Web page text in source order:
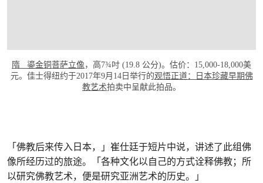
隋 鎏金铜菩萨立像 ，高7¾吋 (19.8 公分)。估价：15,000-18,000美
元。佳士得纽约于2017年9月14日举行的观悟正道：日本珍藏早期佛
教艺术拍卖中呈献此拍品。
「佛教后来传入日本，」崔仕廷于短片中说，讲述了此组佛
像所经历过的旅途。「各种文化以自己的方式诠释佛教；所
以研究佛教艺术，便是研究亚洲艺术的历史。」